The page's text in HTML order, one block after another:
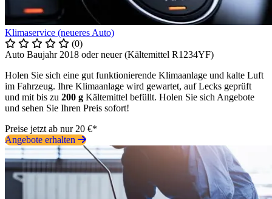
Klimaservice (neueres Auto)
(0)
Auto Baujahr 2018 oder neuer (Kältemittel R1234YF)
Holen Sie sich eine gut funktionierende Klimaanlage und kalte Luft
im Fahrzeug. Ihre Klimaanlage wird gewartet, auf Lecks geprüft
und mit bis zu 200 g Kältemittel befüllt. Holen Sie sich Angebote
und sehen Sie Ihren Preis sofort!
Preise jetzt ab nur 20 €*
Angebote erhalten